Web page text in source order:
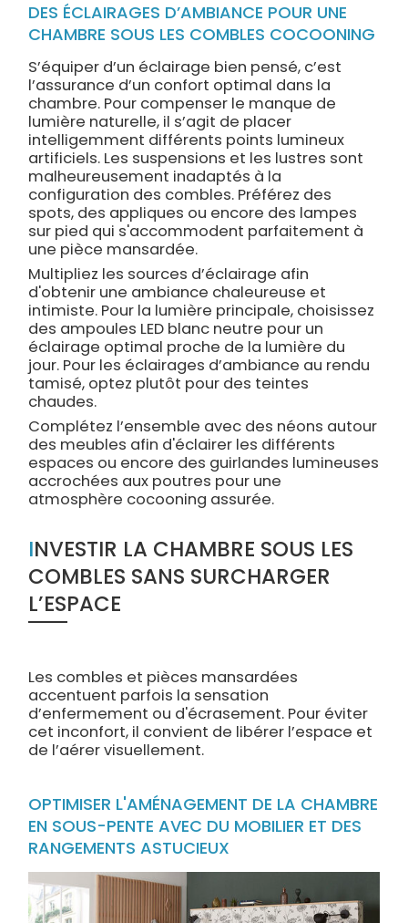
DES ÉCLAIRAGES D’AMBIANCE POUR UNE
CHAMBRE SOUS LES COMBLES COCOONING
S’équiper d’un éclairage bien pensé, c’est
l’assurance d’un confort optimal dans la
chambre. Pour compenser le manque de
lumière naturelle, il s’agit de placer
intelligemment différents points lumineux
artificiels. Les suspensions et les lustres sont
malheureusement inadaptés à la
configuration des combles. Préférez des
spots, des appliques ou encore des lampes
sur pied qui s'accommodent parfaitement à
une pièce mansardée.
Multipliez les sources d’éclairage afin
d'obtenir une ambiance chaleureuse et
intimiste. Pour la lumière principale, choisissez
des ampoules LED blanc neutre pour un
éclairage optimal proche de la lumière du
jour. Pour les éclairages d’ambiance au rendu
tamisé, optez plutôt pour des teintes
chaudes.
Complétez l’ensemble avec des néons autour
des meubles afin d'éclairer les différents
espaces ou encore des guirlandes lumineuses
accrochées aux poutres pour une
atmosphère cocooning assurée.
INVESTIR LA CHAMBRE SOUS LES
COMBLES SANS SURCHARGER
L’ESPACE
Les combles et pièces mansardées
accentuent parfois la sensation
d’enfermement ou d'écrasement. Pour éviter
cet inconfort, il convient de libérer l’espace et
de l’aérer visuellement.
OPTIMISER L'AMÉNAGEMENT DE LA CHAMBRE
EN SOUS-PENTE AVEC DU MOBILIER ET DES
RANGEMENTS ASTUCIEUX